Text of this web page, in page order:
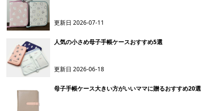
更新日2026-07-11
人気の小さめ母子手帳ケースおすすめ5選
更新日2026-06-18
母子手帳ケース大きい方がいいママに贈るおすすめ20選